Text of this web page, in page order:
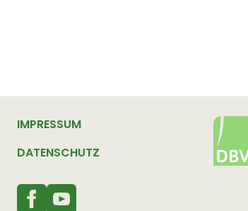
IMPRESSUM
DATENSCHUTZ